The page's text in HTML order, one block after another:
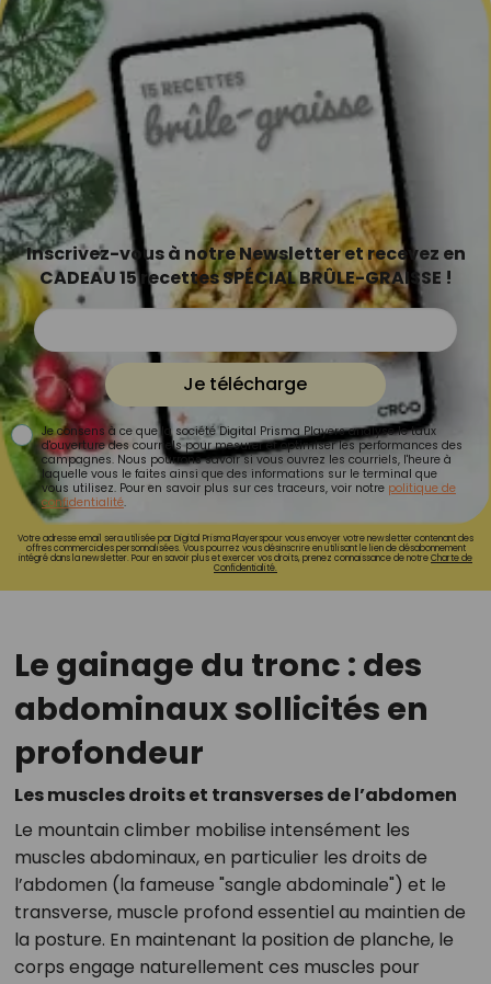
Inscrivez-vous à notre Newsletter et recevez en
CADEAU 15 recettes SPÉCIAL BRÛLE-GRAISSE !
Je télécharge
Je consens à ce que la société Digital Prisma Players analyse le taux
d'ouverture des courriels pour mesurer et optimiser les performances des
campagnes. Nous pourrons savoir si vous ouvrez les courriels, l'heure à
laquelle vous le faites ainsi que des informations sur le terminal que
vous utilisez. Pour en savoir plus sur ces traceurs, voir notre politique de
confidentialité.
Votre adresse email sera utilisée par Digital Prisma Playerspour vous envoyer votre newsletter contenant des
offres commerciales personnalisées. Vous pourrez vous désinscrire en utilisant le lien de désabonnement
intégré dans la newsletter. Pour en savoir plus et exercer vos droits, prenez connaissance de notreCharte de
Confidentialité.
Le gainage du tronc : des
abdominaux sollicités en
profondeur
Les muscles droits et transverses de l’abdomen
Le mountain climber mobilise intensément les
muscles abdominaux, en particulier les droits de
l’abdomen (la fameuse "sangle abdominale") et le
transverse, muscle profond essentiel au maintien de
la posture. En maintenant la position de planche, le
corps engage naturellement ces muscles pour